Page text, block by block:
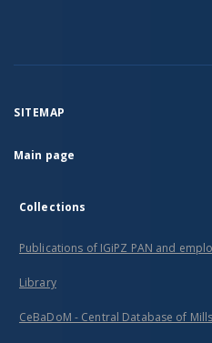
SITEMAP
Main page
Collections
Publications of IGiPZ PAN and
Library
CeBaDoM - Central Database of